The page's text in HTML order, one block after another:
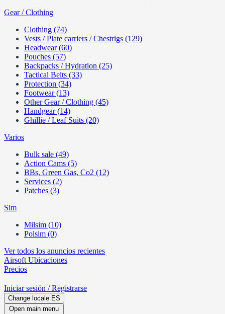
Gear / Clothing
Clothing (74)
Vests / Plate carriers / Chestrigs (129)
Headwear (60)
Pouches (57)
Backpacks / Hydration (25)
Tactical Belts (33)
Protection (34)
Footwear (13)
Other Gear / Clothing (45)
Handgear (14)
Ghillie / Leaf Suits (20)
Varios
Bulk sale (49)
Action Cams (5)
BBs, Green Gas, Co2 (12)
Services (2)
Patches (3)
Sim
Milsim (10)
Polsim (0)
Ver todos los anuncios recientes
Airsoft Ubicaciones
Precios
Iniciar sesión / Registrarse
Change locale ES
Open main menu